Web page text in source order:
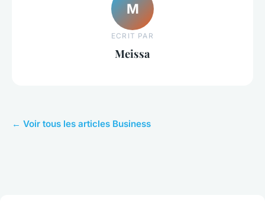
M
ECRIT PAR
Meissa
← Voir tous les articles Business